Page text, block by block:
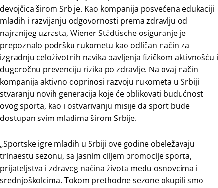
devojčica širom Srbije. Kao kompanija posvećena edukaciji
mladih i razvijanju odgovornosti prema zdravlju od
najranijeg uzrasta, Wiener Städtische osiguranje je
prepoznalo podršku rukometu kao odličan način za
izgradnju celoživotnih navika bavljenja fizičkom aktivnošću i
dugoročnu prevenciju rizika po zdravlje. Na ovaj način
kompanija aktivno doprinosi razvoju rukometa u Srbiji,
stvaranju novih generacija koje će oblikovati budućnost
ovog sporta, kao i ostvarivanju misije da sport bude
dostupan svim mladima širom Srbije.
„Sportske igre mladih u Srbiji ove godine obeležavaju
trinaestu sezonu, sa jasnim ciljem promocije sporta,
prijateljstva i zdravog načina života među osnovcima i
srednjoškolcima. Tokom prethodne sezone okupili smo